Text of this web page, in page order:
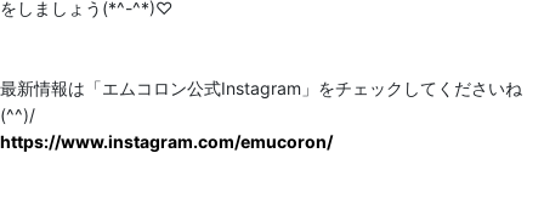
をしましょう(*^-^*)♡
最新情報は「エムコロン公式Instagram」をチェックしてくださいね
(^^)/
https://www.instagram.com/emucoron/